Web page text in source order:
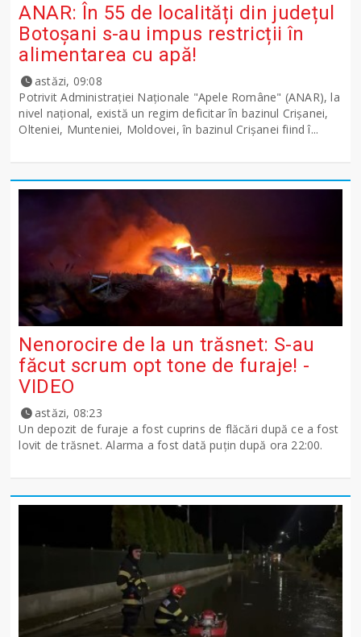
ANAR: În 55 de localități din județul
Botoșani s-au impus restricții în
alimentarea cu apă!
astăzi, 09:08
Potrivit Administraţiei Naţionale "Apele Române" (ANAR), la
nivel naţional, există un regim deficitar în bazinul Crişanei,
Olteniei, Munteniei, Moldovei, în bazinul Crişanei fiind î...
Nenorocire de la un trăsnet: S-au
făcut scrum opt tone de furaje! -
VIDEO
astăzi, 08:23
Un depozit de furaje a fost cuprins de flăcări după ce a fost
lovit de trăsnet. Alarma a fost dată puțin după ora 22:00.